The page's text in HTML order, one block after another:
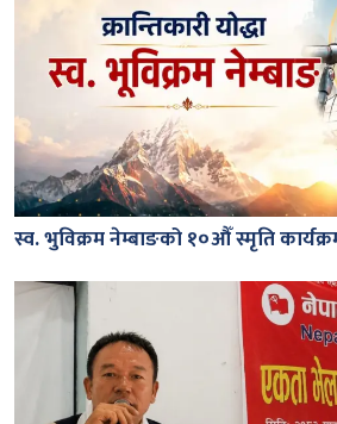
स्व. भुविक्रम नेम्बाङको १०औँ स्मृति